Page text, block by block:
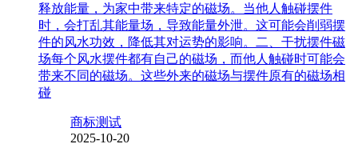
释放能量，为家中带来特定的磁场。当他人触碰摆件
时，会打乱其能量场，导致能量外泄。这可能会削弱摆
件的风水功效，降低其对运势的影响。二、干扰摆件磁
场每个风水摆件都有自己的磁场，而他人触碰时可能会
带来不同的磁场。这些外来的磁场与摆件原有的磁场相
碰
商标测试
2025-10-20